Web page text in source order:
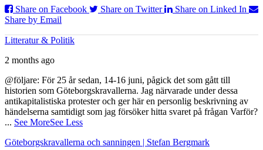
Share on Facebook
Share on Twitter
Share on Linked In
Share by Email
Litteratur & Politik
2 months ago
@följare: För 25 år sedan, 14-16 juni, pågick det som gått till
historien som Göteborgskravallerna. Jag närvarade under dessa
antikapitalistiska protester och ger här en personlig beskrivning av
händelserna samtidigt som jag försöker hitta svaret på frågan Varför?
... See MoreSee Less
Göteborgskravallerna och sanningen | Stefan Bergmark